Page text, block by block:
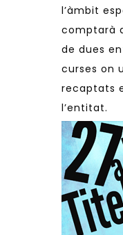
l’àmbit
comptarà
de dues
curses on
recaptats
l’entitat.